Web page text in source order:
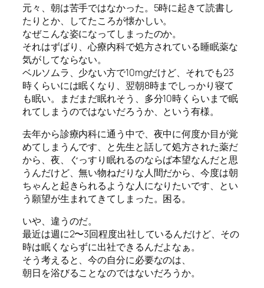
元々、朝は苦手ではなかった。5時に起きて読書し
たりとか、してたころが懐かしい。
なぜこんな姿になってしまったのか。
それはずばり、心療内科で処方されている睡眠薬な
気がしてならない。
ベルソムラ、少ない方で10mgだけど、それでも23
時くらいには眠くなり、翌朝8時までしっかり寝て
も眠い。まだまだ眠れそう、多分10時くらいまで眠
れてしまうのではないだろうか、という有様。
去年から診療内科に通う中で、夜中に何度か目が覚
めてしまうんです、と先生と話して処方された薬だ
から、夜、ぐっすり眠れるのならば本望なんだと思
うんだけど、無い物ねだりな人間だから、今度は朝
ちゃんと起きられるような人になりたいです、とい
う願望が生まれてきてしまった。困る。
いや、違うのだ。
最近は週に2〜3回程度出社しているんだけど、その
時は眠くならずに出社できるんだよなぁ。
そう考えると、今の自分に必要なのは、
朝日を浴びることなのではないだろうか。